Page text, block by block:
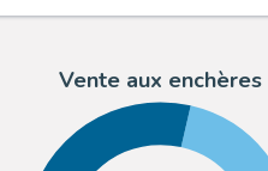
Vente aux enchères